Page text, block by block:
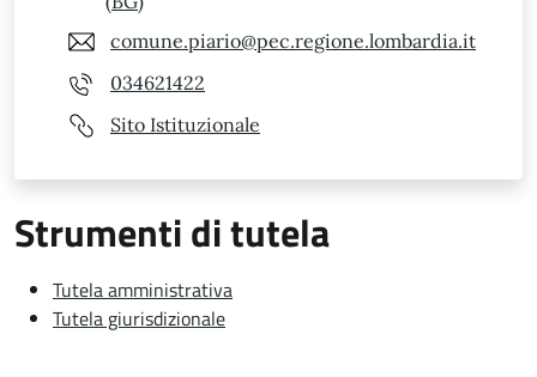
comune.piario@pec.regione.lombardia.it
034621422
Sito Istituzionale
Strumenti di tutela
Tutela amministrativa
Tutela giurisdizionale